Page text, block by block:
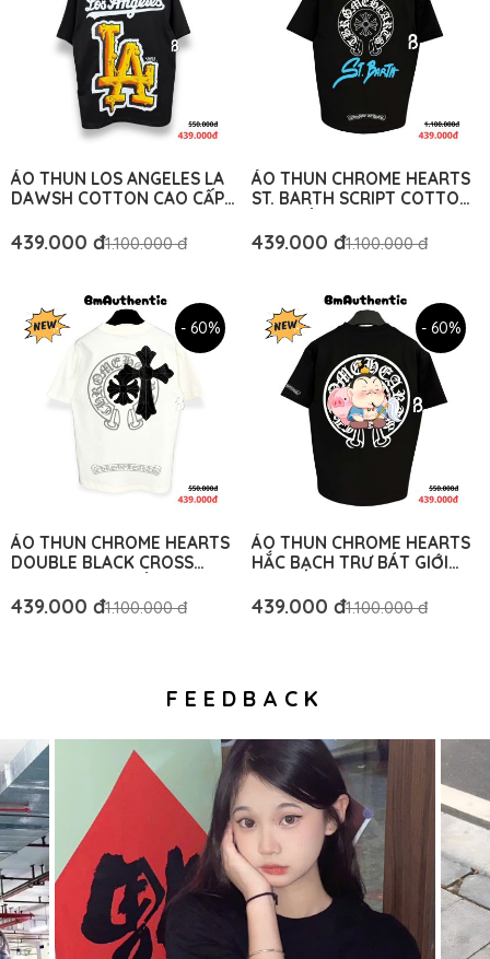
ÁO THUN LOS ANGELES LA
DAWSH COTTON CAO CẤP
AUTHENTIC
439.000 đ1.100.000 đ
ÁO THUN CHROME HEARTS
ST. BARTH SCRIPT COTTON
AUTHENTIC
439.000 đ1.100.000 đ
- 60%
ÁO THUN CHROME HEARTS
DOUBLE BLACK CROSS
RỘNG - BM AUTHENTIC
439.000 đ1.100.000 đ
- 60%
ÁO THUN CHROME HEARTS
HẮC BẠCH TRƯ BÁT GIỚI
CẤP FORM RỘNG - BM
AUTHENTIC
439.000 đ1.100.000 đ
FEEDBACK